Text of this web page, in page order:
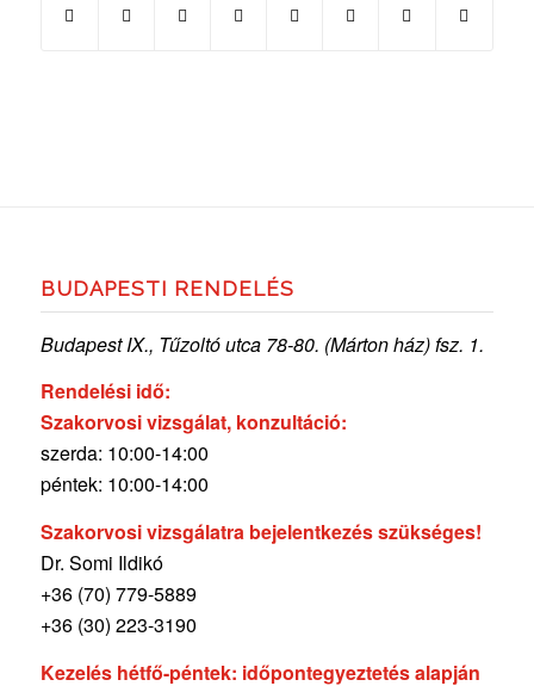
BUDAPESTI RENDELÉS
Budapest IX., Tűzoltó utca 78-80. (Márton ház) fsz. 1.
Rendelési idő:
Szakorvosi vizsgálat, konzultáció:
szerda: 10:00-14:00
péntek: 10:00-14:00
Szakorvosi vizsgálatra bejelentkezés szükséges!
Dr. Somi Ildikó
+36 (70) 779-5889
+36 (30) 223-3190
Kezelés hétfő-péntek: időpontegyeztetés alapján